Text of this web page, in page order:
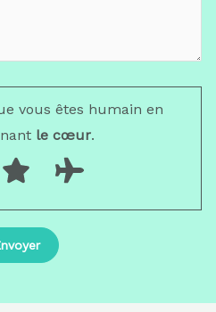
vous êtes humain en
le cœur.